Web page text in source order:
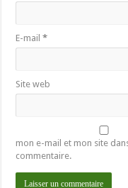
E-mail*
Site web
mon e-mail et mon site
commentaire.